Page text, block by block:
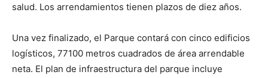
salud. Los arrendamientos tienen plazos de diez años.
Una vez finalizado, el Parque contará con cinco edificios
logísticos, 77100 metros cuadrados de área arrendable
neta. El plan de infraestructura del parque incluye